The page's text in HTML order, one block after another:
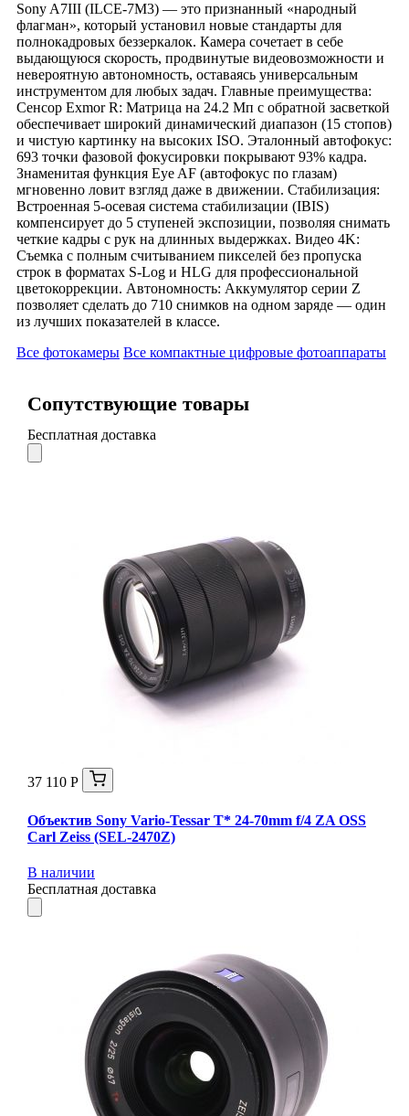
Sony A7III (ILCE-7M3) — это признанный «народный
флагман», который установил новые стандарты для
полнокадровых беззеркалок. Камера сочетает в себе
выдающуюся скорость, продвинутые видеовозможности и
невероятную автономность, оставаясь универсальным
инструментом для любых задач. Главные преимущества:
Сенсор Exmor R: Матрица на 24.2 Мп с обратной засветкой
обеспечивает широкий динамический диапазон (15 стопов)
и чистую картинку на высоких ISO. Эталонный автофокус:
693 точки фазовой фокусировки покрывают 93% кадра.
Знаменитая функция Eye AF (автофокус по глазам)
мгновенно ловит взгляд даже в движении. Стабилизация:
Встроенная 5-осевая система стабилизации (IBIS)
компенсирует до 5 ступеней экспозиции, позволяя снимать
четкие кадры с рук на длинных выдержках. Видео 4K:
Съемка с полным считыванием пикселей без пропуска
строк в форматах S-Log и HLG для профессиональной
цветокоррекции. Автономность: Аккумулятор серии Z
позволяет сделать до 710 снимков на одном заряде — один
из лучших показателей в классе.
Все фотокамеры Все компактные цифровые фотоаппараты
Сопутствующие товары
Бесплатная доставка
37 110 Р
Объектив Sony Vario-Tessar T* 24-70mm f/4 ZA OSS
Carl Zeiss (SEL-2470Z)
В наличии
Бесплатная доставка